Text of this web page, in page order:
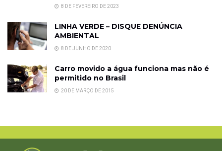
8 DE FEVEREIRO DE 2023
LINHA VERDE – DISQUE DENÚNCIA
AMBIENTAL
8 DE JUNHO DE 2020
Carro movido a água funciona mas não é
permitido no Brasil
20 DE MARÇO DE 2015